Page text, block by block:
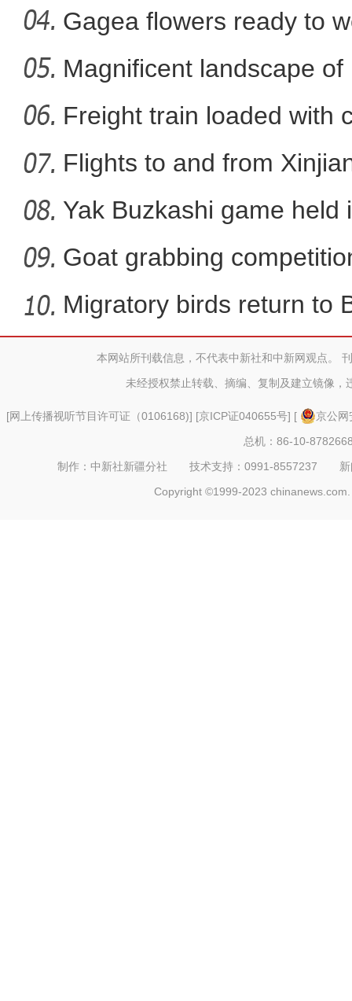
新疆伽师县开启“伽
Xi
Gagea flowers ready to
Nal
Magnificent landscape
La
Freight train loaded with
Flights to and from
Yak Buzkashi game held
Goat grabbing
Migratory birds return to
本网站所刊载信息，不代表中新社和中新网观点。
未经授权禁止转载、摘编、复制及建立镜像，
[网上传播视听节目许可证（0106168)] [京ICP证040655号] [
京公
总机：86-10-
制作：中新社新疆分社 技术支持：0991-8557237
Copyright ©1999-2023